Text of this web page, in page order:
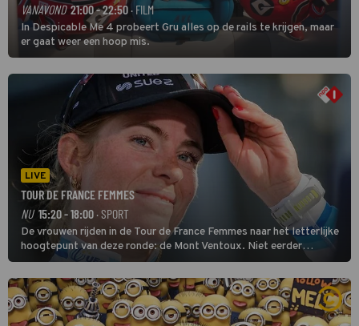
VANAVOND 21:00 - 22:50 · FILM
In Despicable Me 4 probeert Gru alles op de rails te krijgen, maar
er gaat weer een hoop mis.
LIVE
TOUR DE FRANCE FEMMES
NU 15:20 - 18:00 · SPORT
De vrouwen rijden in de Tour de France Femmes naar het letterlijke
hoogtepunt van deze ronde: de Mont Ventoux. Niet eerder
finishten de vrouwen voor deze koers op deze kale col uit de
buitencategorie. De aanloop naar de slotklim is vlak.